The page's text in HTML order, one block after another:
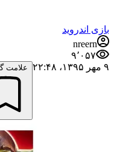
بازی اندروید
nreern
۹٬۰۵۷
۹ مهر ۱۳۹۵،‏ ۲۲:۴۸
علامت